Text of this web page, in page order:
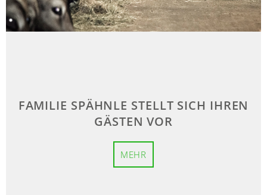
FAMILIE SPÄHNLE STELLT SICH IHREN
GÄSTEN VOR
MEHR